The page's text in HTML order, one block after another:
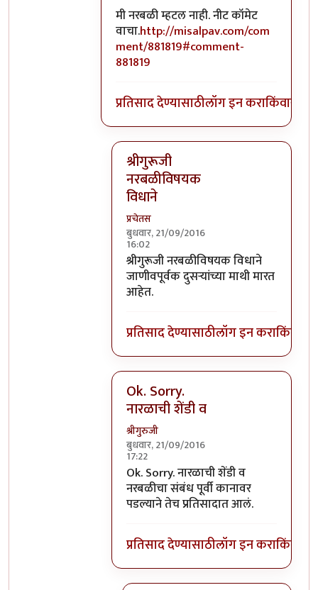
मी नरबळी म्हटल नाही. नीट कॉमेट
वाचा.http://misalpav.com/com
ment/881819#comment-
881819
प्रतिसाद देण्यासाठीलॉग इन कराकिंवा
श्रीगुरूजी
नरबळीविषयक
विधाने
प्रचेतस
बुधवार, 21/09/2016
16:02
In reply toघाटपांड्यांनी नारळ फोडणे
श्रीगुरूजी नरबळीविषयक विधाने
जाणीवपूर्वक दुसऱ्यांच्या माथी मारत
आहेत.
प्रतिसाद देण्यासाठीलॉग इन कराकिंवा
Ok. Sorry.
नारळाची शेंडी व
श्रीगुरुजी
बुधवार, 21/09/2016
17:22
In reply toघाटपांड्यांनी नारळ फोडणे
Ok. Sorry. नारळाची शेंडी व
नरबळीचा संबंध पूर्वी कानावर
पडल्याने तेच प्रतिसादात आलं.
प्रतिसाद देण्यासाठीलॉग इन कराकिंवा